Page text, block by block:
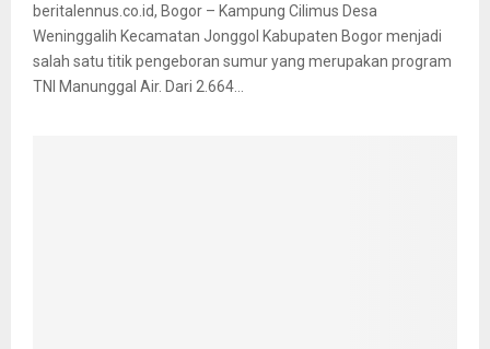
beritalennus.co.id, Bogor – Kampung Cilimus Desa
Weninggalih Kecamatan Jonggol Kabupaten Bogor menjadi
salah satu titik pengeboran sumur yang merupakan program
TNI Manunggal Air. Dari 2.664...